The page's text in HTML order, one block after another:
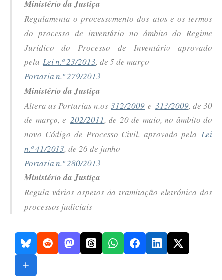
Ministério da Justiça
Regulamenta o processamento dos atos e os termos
do processo de inventário no âmbito do Regime
Jurídico do Processo de Inventário aprovado
pela Lei n.º 23/2013, de 5 de março
Portaria n.º 279/2013
Ministério da Justiça
Altera as Portarias n.os 312/2009 e 313/2009, de 30
de março, e 202/2011, de 20 de maio, no âmbito do
novo Código de Processo Civil, aprovado pela Lei
n.º 41/2013, de 26 de junho
Portaria n.º 280/2013
Ministério da Justiça
Regula vários aspetos da tramitação eletrónica dos
processos judiciais